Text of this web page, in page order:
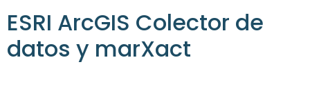
ESRI ArcGIS Colector de
datos y marXact